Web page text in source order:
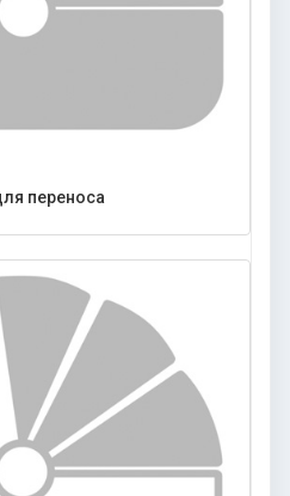
переноса